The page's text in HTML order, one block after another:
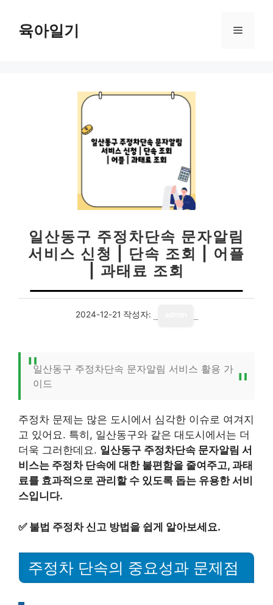
육아일기 메
일산동구 주정차단속 문자알림
서비스 신청 | 단속 조회 | 어플
| 과태료 조회
2024-12-21 작성자:
일산동구 주정차단속 문자알림 서비스 활용 가
이드
주정차 문제는 많은 도시에서 심각한 이슈로 여겨지
고 있어요. 특히, 일산동구와 같은 대도시에서는 더
더욱 그러한데요. 일산동구 주정차단속 문자알림 서
비스는 주정차 단속에 대한 불편함을 줄여주고, 과태
료를 효과적으로 관리할 수 있도록 돕는 유용한 서비
스입니다.
✅ 불법 주정차 신고 방법을 쉽게 알아보세요.
주정차 단속의 중요성과 문제점